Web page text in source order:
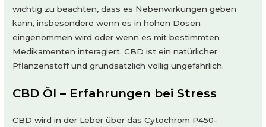
wichtig zu beachten, dass es Nebenwirkungen geben
kann, insbesondere wenn es in hohen Dosen
eingenommen wird oder wenn es mit bestimmten
Medikamenten interagiert. CBD ist ein natürlicher
Pflanzenstoff und grundsätzlich völlig ungefährlich.
CBD Öl – Erfahrungen bei Stress
CBD wird in der Leber über das Cytochrom P450-